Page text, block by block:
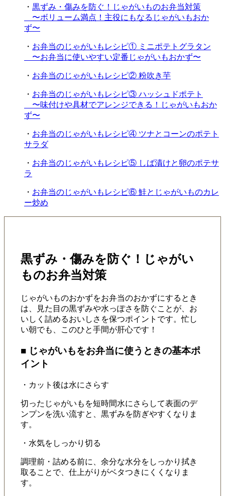
・ 黒ずみ・傷みを防ぐ！じゃがいものお弁当対策
〜ボリューム満点！主役にもなるじゃがいもおか
ず〜
・ お弁当のじゃがいもレシピ① ミニポテトグラタン
〜お弁当に使いやすい定番じゃがいもおかず〜
・ お弁当のじゃがいもレシピ② 粉吹き芋
・ お弁当のじゃがいもレシピ③ ハッシュドポテト
〜味付けや具材でアレンジできる！じゃがいもおか
ず〜
・ お弁当のじゃがいもレシピ④ ツナとコーンのポテト
サラダ
・ お弁当のじゃがいもレシピ⑤ しば漬けと卵のポテサ
ラ
・ お弁当のじゃがいもレシピ⑥ 鮭とじゃがいものカレ
ー炒め
黒ずみ・傷みを防ぐ！じゃがい
ものお弁当対策
じゃがいものおかずをお弁当のおかずにするとき
は、見た目の黒ずみや水っぽさを防ぐことが、お
いしく詰めるおいしさを保つポイントです。忙し
い朝でも、このひと手間が肝心です！
■ じゃがいもをお弁当に使うときの基本ポ
イント
・カット後は水にさらす
切ったじゃがいもを短時間水にさらして表面のデ
ンプンを洗い流すと、黒ずみを防ぎやすくなりま
す。
・水気をしっかり切る
調理前・詰める前に、余分な水分をしっかり拭き
取ることで、仕上がりがベタつきにくくなりま
す。